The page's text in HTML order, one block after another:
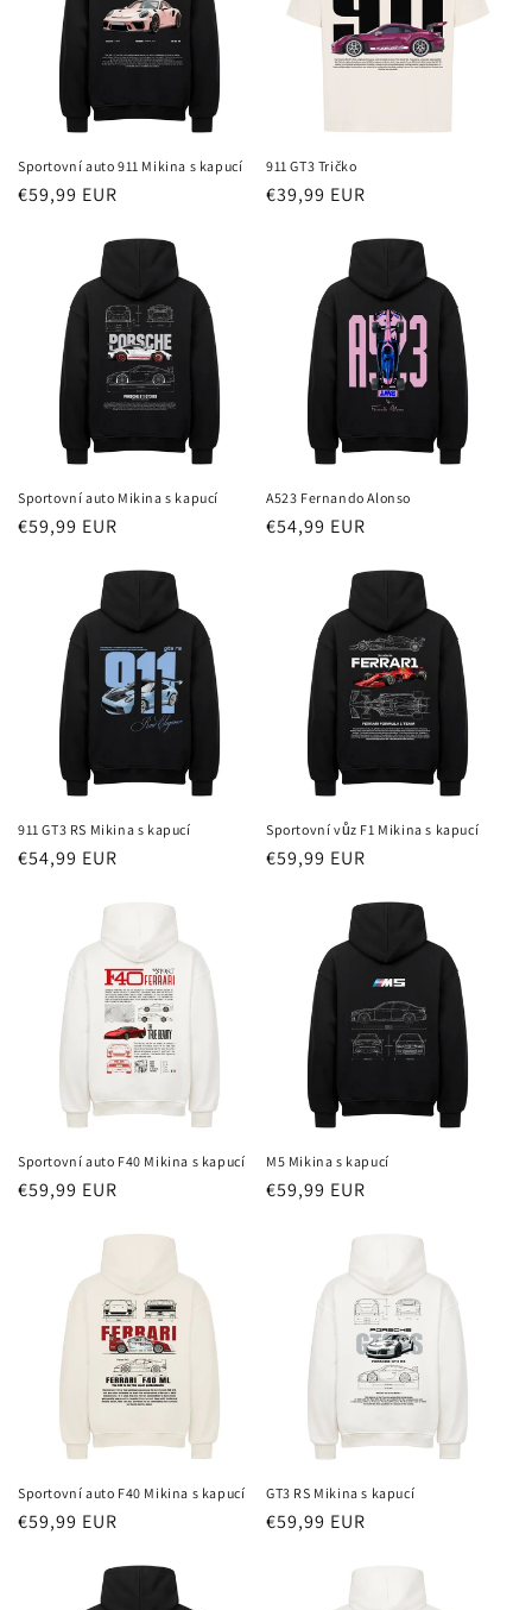
Sportovní auto 911 Mikina s kapucí
Běžná
€59,99 EUR
911 GT3 Tričko
Běžná
€39,99 EUR
Sportovní auto Mikina s kapucí
Běžná
€59,99 EUR
A523 Fernando Alonso
Běžná
€54,99 EUR
911 GT3 RS Mikina s kapucí
Běžná
€54,99 EUR
Sportovní vůz F1 Mikina s kapucí
Běžná
€59,99 EUR
Sportovní auto F40 Mikina s kapucí
Běžná
€59,99 EUR
M5 Mikina s kapucí
Běžná
€59,99 EUR
Sportovní auto F40 Mikina s kapucí
Běžná
€59,99 EUR
GT3 RS Mikina s kapucí
Běžná
€59,99 EUR